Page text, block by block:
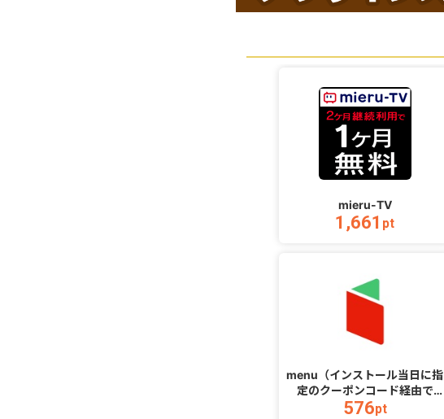
mieru-TV
1,661 pt
menu（インストール当日に指
定のクーポンコード経由で
1,500円（税込）以上の初回注
576pt